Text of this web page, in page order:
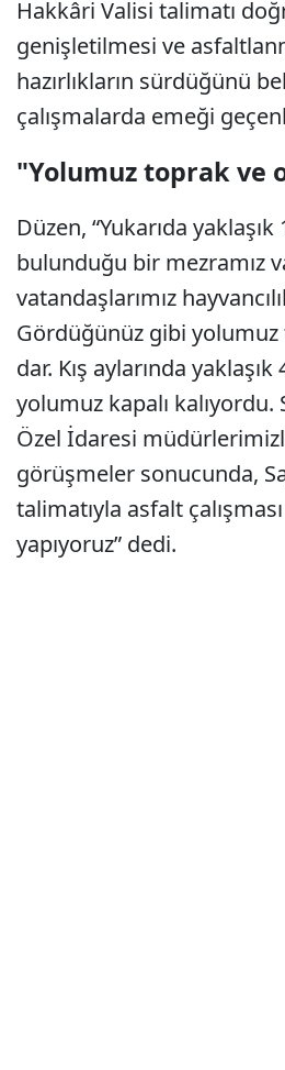
Hakkâri Valisi talimatı
genişletilmesi ve
hazırlıkların sürdüğünü
çalışmalarda emeği
"Yolumuz toprak ve
Düzen, “Yukarıda
bulunduğu bir mezramız
vatandaşlarımız
Gördüğünüz gibi
dar. Kış aylarında
yolumuz kapalı kalıyordu.
Özel İdaresi
görüşmeler sonucunda,
talimatıyla asfalt çalışması
yapıyoruz” dedi.